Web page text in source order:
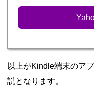
以上がKindle端末のア
説となります。